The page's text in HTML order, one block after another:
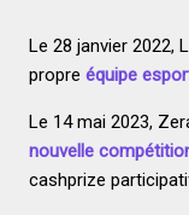
Le 28 janvier 2022,
propre équipe
Le 14 mai 2023,
nouvelle
cashprize